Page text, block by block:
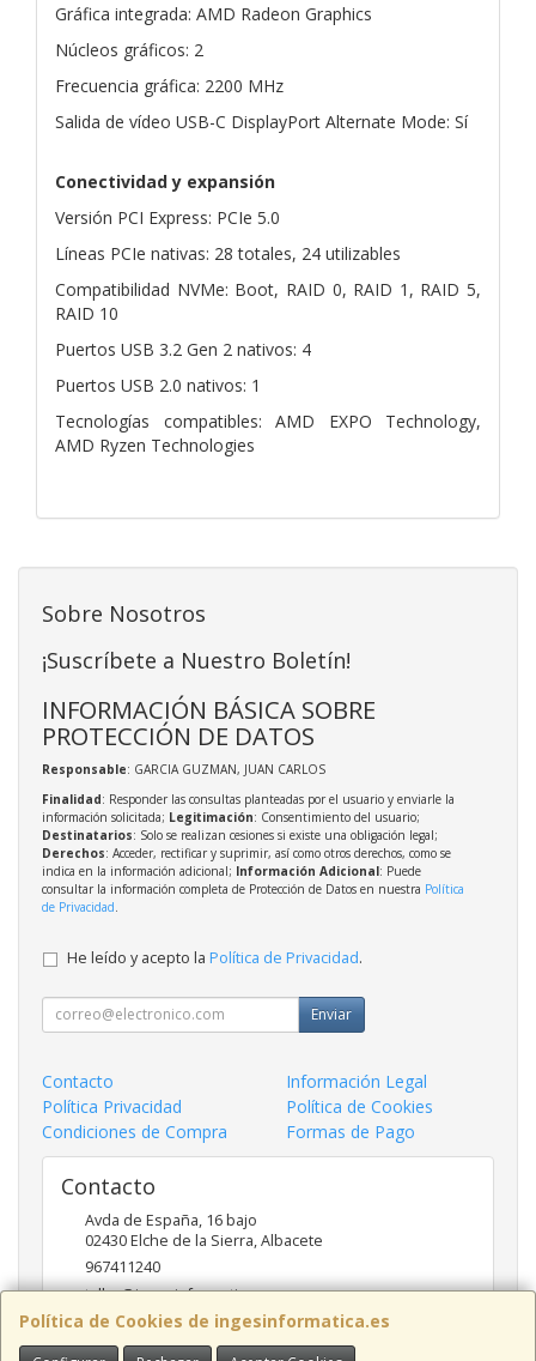
Gráfica integrada: AMD Radeon Graphics
Núcleos gráficos: 2
Frecuencia gráfica: 2200 MHz
Salida de vídeo USB-C DisplayPort Alternate Mode: Sí
Conectividad y expansión
Versión PCI Express: PCIe 5.0
Líneas PCIe nativas: 28 totales, 24 utilizables
Compatibilidad NVMe: Boot, RAID 0, RAID 1, RAID 5,
RAID 10
Puertos USB 3.2 Gen 2 nativos: 4
Puertos USB 2.0 nativos: 1
Tecnologías compatibles: AMD EXPO Technology,
AMD Ryzen Technologies
Política de Cookies de ingesinformatica.es
Sobre Nosotros
¡Suscríbete a Nuestro Boletín!
INFORMACIÓN BÁSICA SOBRE
PROTECCIÓN DE DATOS
Responsable: GARCIA GUZMAN, JUAN CARLOS
Finalidad: Responder las consultas planteadas por el usuario y enviarle la
información solicitada; Legitimación: Consentimiento del usuario;
Destinatarios: Solo se realizan cesiones si existe una obligación legal;
Derechos: Acceder, rectificar y suprimir, así como otros derechos, como se
indica en la información adicional; Información Adicional: Puede
consultar la información completa de Protección de Datos en nuestra Política
de Privacidad
He leído y acepto la Política de Privacidad.
Enviar
Contacto
Información Legal
Política Privacidad
Política de Cookies
Condiciones de Compra
Formas de Pago
Contacto
Avda de España, 16 bajo
02430Elche de la Sierra,Albacete
967411240
taller@ingesinformatica.es